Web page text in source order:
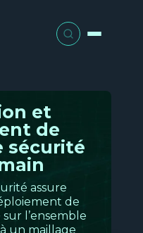
gestion au
de
et
de
sécurité
assure
de
l’ensemble
un maillage